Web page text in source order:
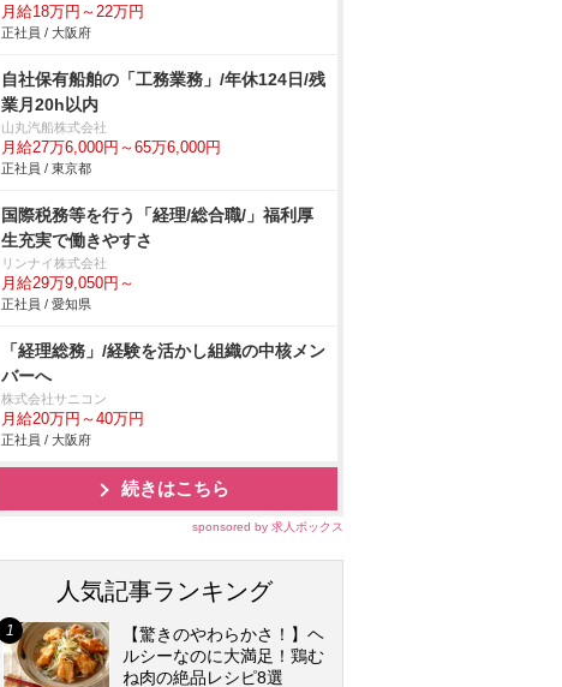
月給18万円～22万円
正社員 / 大阪府
自社保有船舶の「工務業務」/年休124日/残
業月20h以内
山丸汽船株式会社
月給27万6,000円～65万6,000円
正社員 / 東京都
国際税務等を行う「経理/総合職/」福利厚
生充実で働きやすさ
リンナイ株式会社
月給29万9,050円～
正社員 / 愛知県
「経理総務」/経験を活かし組織の中核メン
バーへ
株式会社サニコン
月給20万円～40万円
正社員 / 大阪府
続きはこちら
sponsored by 求人ボックス
人気記事ランキング
【驚きのやわらかさ！】ヘ
ルシーなのに大満足！鶏む
ね肉の絶品レシピ8選